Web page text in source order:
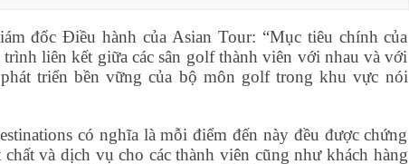
đốc Điều hành của Asian Tour: “Mục tiêu chính của
liên kết giữa các sân golf thành viên với nhau và với
triển bền vững của bộ môn golf trong khu vực nói
có nghĩa là mỗi điểm đến này đều được chứng
và dịch vụ cho các thành viên cũng như khách hàng